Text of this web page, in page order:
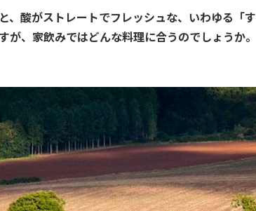
、酸がストレートでフレッシュな、いわゆる「
が、家飲みではどんな料理に合うのでしょうか。